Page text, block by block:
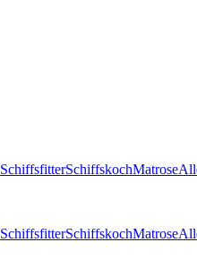
SchiffsfitterSchiffskochMatrose
SchiffsfitterSchiffskochMatrose